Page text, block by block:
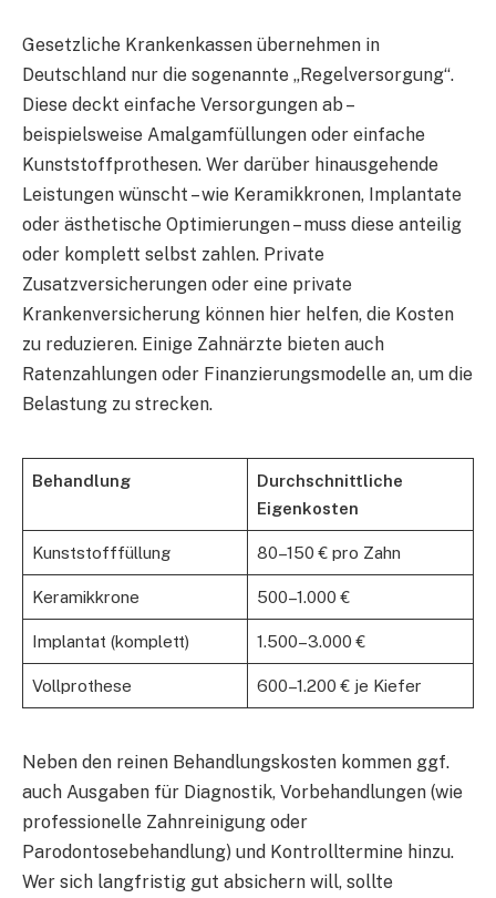
Gesetzliche Krankenkassen übernehmen in
Deutschland nur die sogenannte „Regelversorgung“.
Diese deckt einfache Versorgungen ab –
beispielsweise Amalgamfüllungen oder einfache
Kunststoffprothesen. Wer darüber hinausgehende
Leistungen wünscht – wie Keramikkronen, Implantate
oder ästhetische Optimierungen – muss diese anteilig
oder komplett selbst zahlen. Private
Zusatzversicherungen oder eine private
Krankenversicherung können hier helfen, die Kosten
zu reduzieren. Einige Zahnärzte bieten auch
Ratenzahlungen oder Finanzierungsmodelle an, um die
Belastung zu strecken.
Behandlung
Durchschnittliche
Eigenkosten
Kunststofffüllung 80–150 € pro Zahn
Keramikkrone 500–1.000 €
Implantat (komplett) 1.500–3.000 €
Vollprothese 600–1.200 € je Kiefer
Neben den reinen Behandlungskosten kommen ggf.
auch Ausgaben für Diagnostik, Vorbehandlungen (wie
professionelle Zahnreinigung oder
Parodontosebehandlung) und Kontrolltermine hinzu.
Wer sich langfristig gut absichern will, sollte